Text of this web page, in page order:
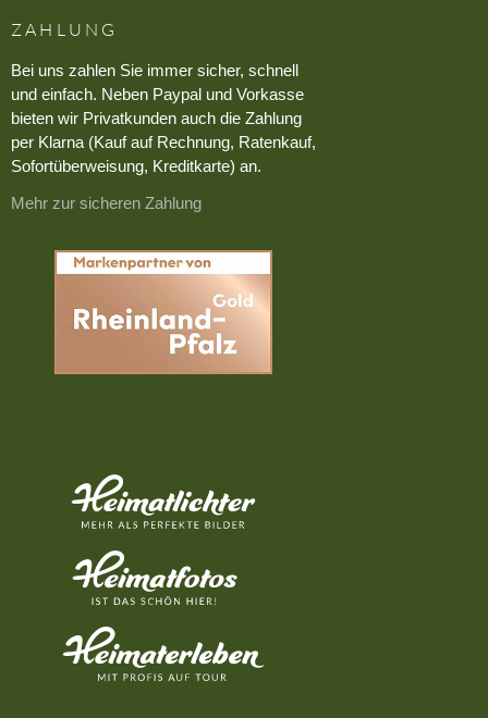
ZAHLUNG
Bei uns zahlen Sie immer sicher, schnell
und einfach. Neben Paypal und Vorkasse
bieten wir Privatkunden auch die Zahlung
per Klarna (Kauf auf Rechnung, Ratenkauf,
Sofortüberweisung, Kreditkarte) an.
Mehr zur sicheren Zahlung